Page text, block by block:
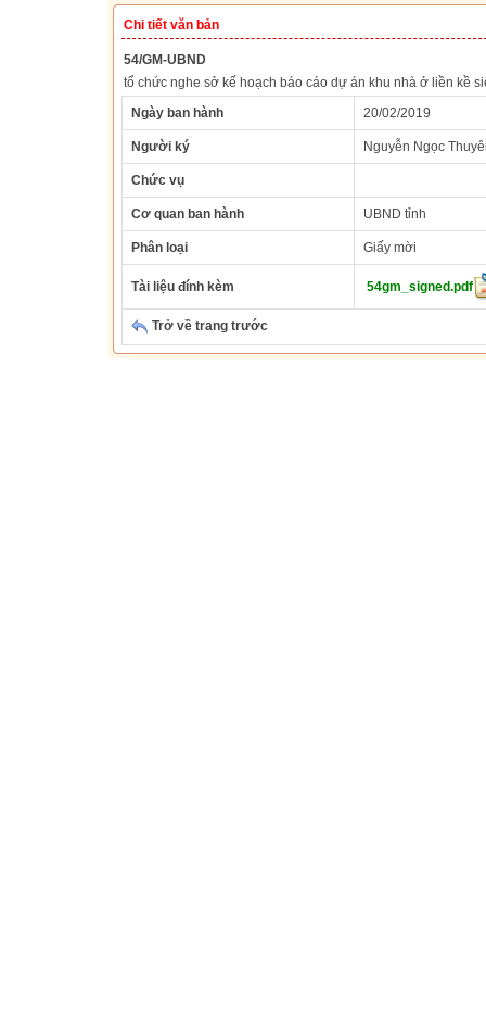
Chi tiết văn bản
54/GM-UBND
tổ chức nghe sở kế hoạch báo cáo dự án khu nhà ở liền kề
Ngày ban hành
20/02/2019
Người ký Nguyễn Ngọc
Chức vụ
Cơ quan ban hành UBND tỉnh
Phân loại Giấy mời
Tài liệu đính kèm 54gm_signed.pdf
Trở về trang trước